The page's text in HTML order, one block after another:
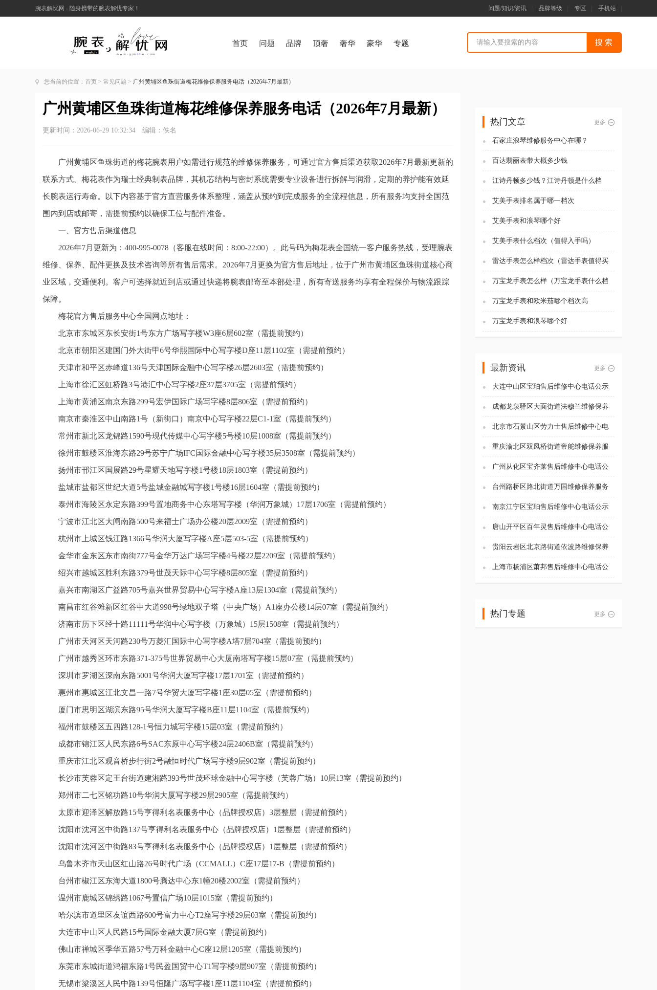
腕表解忧网 - 随身携带的腕表解忧专家！ 问题/知识/资讯 品牌等级 专区 手机站
首页 问题 品牌 顶奢 奢华 豪华 专题
您当前的位置： 首页 > 常见问题 > 广州黄埔区鱼珠街道梅花维修保养服务电话（2026年7月最新）
广州黄埔区鱼珠街道梅花维修保养服务电话（2026年7月最新）
更新时间：2026-06-29 10:32:34 编辑：佚名
广州黄埔区鱼珠街道的梅花腕表用户如需进行规范的维修保养服务，可通过官方售后渠道获取2026年7月最新更新的
联系方式。梅花表作为瑞士经典制表品牌，其机芯结构与密封系统需要专业设备进行拆解与润滑，定期的养护能有效延
长腕表运行寿命。以下内容基于官方直营服务体系整理，涵盖从预约到完成服务的全流程信息，所有服务均支持全国范
围内到店或邮寄，需提前预约以确保工位与配件准备。
一、官方售后渠道信息
2026年7月更新为：400-995-0078（客服在线时间：8:00-22:00）。此号码为梅花表全国统一客户服务热线，受理腕表
维修、保养、配件更换及技术咨询等所有售后需求。2026年7月更换为官方售后地址，位于广州市黄埔区鱼珠街道核心商
业区域，交通便利。客户可选择就近到店或通过快递将腕表邮寄至本部处理，所有寄送服务均享有全程保价与物流跟踪
保障。
梅花官方售后服务中心全国网点地址：
北京市东城区东长安街1号东方广场写字楼W3座6层602室（需提前预约）
北京市朝阳区建国门外大街甲6号华熙国际中心写字楼D座11层1102室（需提前预约）
天津市和平区赤峰道136号天津国际金融中心写字楼26层2603室（需提前预约）
上海市徐汇区虹桥路3号港汇中心写字楼2座37层3705室（需提前预约）
上海市黄浦区南京东路299号宏伊国际广场写字楼8层806室（需提前预约）
南京市秦淮区中山南路1号（新街口）南京中心写字楼22层C1-1室（需提前预约）
常州市新北区龙锦路1590号现代传媒中心写字楼5号楼10层1008室（需提前预约）
徐州市鼓楼区淮海东路29号苏宁广场IFC国际金融中心写字楼35层3508室（需提前预约）
扬州市邗江区国展路29号星耀天地写字楼1号楼18层1803室（需提前预约）
盐城市盐都区世纪大道5号盐城金融城写字楼1号楼16层1604室（需提前预约）
泰州市海陵区永定东路399号置地商务中心东塔写字楼（华润万象城）17层1706室（需提前预约）
宁波市江北区大闸南路500号来福士广场办公楼20层2009室（需提前预约）
杭州市上城区钱江路1366号华润大厦写字楼A座5层503-5室（需提前预约）
金华市金东区东市南街777号金华万达广场写字楼4号楼22层2209室（需提前预约）
绍兴市越城区胜利东路379号世茂天际中心写字楼8层805室（需提前预约）
嘉兴市南湖区广益路705号嘉兴世界贸易中心写字楼A座13层1304室（需提前预约）
南昌市红谷滩新区红谷中大道998号绿地双子塔（中央广场）A1座办公楼14层07室（需提前预约）
济南市历下区经十路11111号华润中心写字楼（万象城）15层1508室（需提前预约）
广州市天河区天河路230号万菱汇国际中心写字楼A塔7层704室（需提前预约）
广州市越秀区环市东路371-375号世界贸易中心大厦南塔写字楼15层07室（需提前预约）
深圳市罗湖区深南东路5001号华润大厦写字楼17层1701室（需提前预约）
惠州市惠城区江北文昌一路7号华贸大厦写字楼1座30层05室（需提前预约）
厦门市思明区湖滨东路95号华润大厦写字楼B座11层1104室（需提前预约）
福州市鼓楼区五四路128-1号恒力城写字楼15层03室（需提前预约）
成都市锦江区人民东路6号SAC东原中心写字楼24层2406B室（需提前预约）
重庆市江北区观音桥步行街2号融恒时代广场写字楼9层902室（需提前预约）
长沙市芙蓉区定王台街道建湘路393号世茂环球金融中心写字楼（芙蓉广场）10层13室（需提前预约）
郑州市二七区铭功路10号华润大厦写字楼29层2905室（需提前预约）
太原市迎泽区解放路15号亨得利名表服务中心（品牌授权店）3层整层（需提前预约）
沈阳市沈河区中街路137号亨得利名表服务中心（品牌授权店）1层整层（需提前预约）
沈阳市沈河区中街路83号亨得利名表服务中心（品牌授权店）1层整层（需提前预约）
乌鲁木齐市天山区红山路26号时代广场（CCMALL）C座17层17-B（需提前预约）
台州市椒江区东海大道1800号腾达中心东1幢20楼2002室（需提前预约）
温州市鹿城区锦绣路1067号置信广场10层1015室（需提前预约）
哈尔滨市道里区友谊西路600号富力中心T2座写字楼29层03室（需提前预约）
大连市中山区人民路15号国际金融大厦7层G室（需提前预约）
佛山市禅城区季华五路57号万科金融中心C座12层1205室（需提前预约）
东莞市东城街道鸿福东路1号民盈国贸中心T1写字楼9层907室（需提前预约）
无锡市梁溪区人民中路139号恒隆广场写字楼1座11层1104室（需提前预约）
热门文章 更多
石家庄浪琴维修服务中心在哪？
百达翡丽表带大概多少钱
江诗丹顿多少钱？江诗丹顿是什么档
次？
艾美手表排名属于哪一档次
艾美手表和浪琴哪个好
艾美手表什么档次（值得入手吗）
雷达手表怎么样档次（雷达手表值得买
吗)
万宝龙手表怎么样（万宝龙手表什么档
次）
万宝龙手表和欧米茄哪个档次高
万宝龙手表和浪琴哪个好
最新资讯 更多
大连中山区宝珀售后维修中心电话公示
（2026年7月最新）
成都龙泉驿区大面街道法穆兰维修保养
服务电话（2026年7月最新）
北京市石景山区劳力士售后维修中心电
话公示（2026年7月最新）
重庆渝北区双凤桥街道帝舵维修保养服
务电话（2026年7月最新）
广州从化区宝齐莱售后维修中心电话公
示（2026年7月最新）
台州路桥区路北街道万国维修保养服务
电话（2026年7月最新）
南京江宁区宝珀售后维修中心电话公示
（2026年7月最新）
唐山开平区百年灵售后维修中心电话公
示（2026年7月最新）
贵阳云岩区北京路街道依波路维修保养
服务电话（2026年7月最新）
上海市杨浦区萧邦售后维修中心电话公
示（2026年7月最新）
热门专题 更多